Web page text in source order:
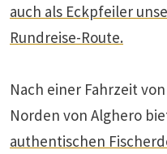
auch als Eckpfeiler
Rundreise-Route.
Nach einer Fahrzeit
Norden von Alghero
authentischen